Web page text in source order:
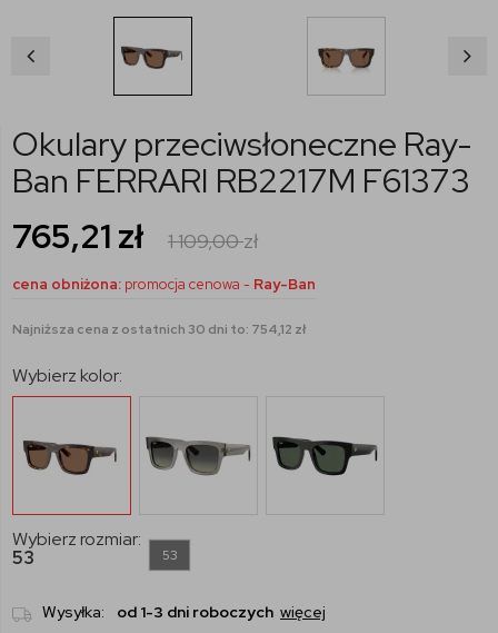
Okulary przeciwsłoneczne Ray-
Ban FERRARI RB2217M F61373
765,21 zł 1 109,00zł
cena obniżona: promocja cenowa - Ray-Ban
Najniższa cena z ostatnich 30 dni to: 754,12 zł
Wybierz kolor:
Wybierz rozmiar:
53
53
Wysyłka: od 1-3 dni roboczych więcej